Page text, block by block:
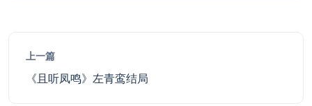
上一篇
《且听凤鸣》左青鸾结局